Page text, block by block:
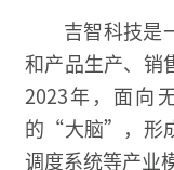
吉智科技是
和产品生产、销
2023年，面向
的“大脑”，形
调度系统等产业